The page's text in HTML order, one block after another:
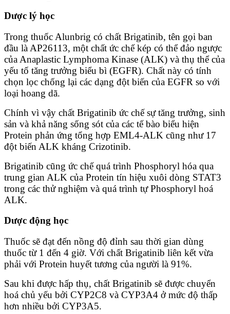
Dược lý học
Trong thuốc Alunbrig có chất Brigatinib, tên gọi ban
đầu là AP26113, một chất ức chế kép có thể đảo ngược
của Anaplastic Lymphoma Kinase (ALK) và thụ thể của
yếu tố tăng trưởng biểu bì (EGFR). Chất này có tính
chọn lọc chống lại các dạng đột biến của EGFR so với
loại hoang dã.
Chính vì vậy chất Brigatinib ức chế sự tăng trưởng, sinh
sản và khả năng sống sót của các tế bào biểu hiện
Protein phản ứng tổng hợp EML4-ALK cũng như 17
đột biến ALK kháng Crizotinib.
Brigatinib cũng ức chế quá trình Phosphoryl hóa qua
trung gian ALK của Protein tín hiệu xuôi dòng STAT3
trong các thử nghiệm và quá trình tự Phosphoryl hoá
ALK.
Dược động học
Thuốc sẽ đạt đến nồng độ đỉnh sau thời gian dùng
thuốc từ 1 đến 4 giờ. Với chất Brigatinib liên kết vừa
phải với Protein huyết tương của người là 91%.
Sau khi được hấp thụ, chất Brigatinib sẽ được chuyển
hoá chủ yếu bởi CYP2C8 và CYP3A4 ở mức độ thấp
hơn nhiều bởi CYP3A5.